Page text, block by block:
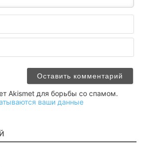
Akismet для борьбы со спамом.
ваши данные